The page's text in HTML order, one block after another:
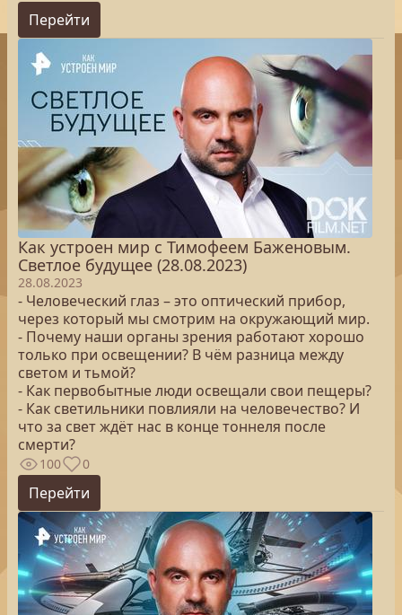
Перейти
Как устроен мир с Тимофеем Баженовым.
Светлое будущее (28.08.2023)
28.08.2023
- Человеческий глаз – это оптический прибор,
через который мы смотрим на окружающий мир.
- Почему наши органы зрения работают хорошо
только при освещении? В чём разница между
светом и тьмой?
- Как первобытные люди освещали свои пещеры?
- Как светильники повлияли на человечество? И
что за свет ждёт нас в конце тоннеля после
смерти?
100 0
Перейти